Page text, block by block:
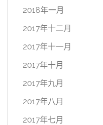
2018年一月
2017年十二月
2017年十一月
2017年十月
2017年九月
2017年八月
2017年七月